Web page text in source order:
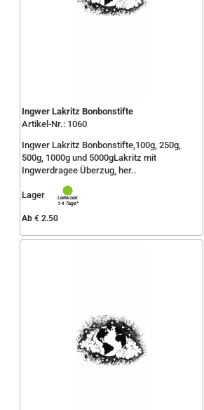
Ingwer Lakritz Bonbonstifte
Artikel-Nr.: 1060
Ingwer Lakritz Bonbonstifte,100g, 250g,
500g, 1000g und 5000gLakritz mit
Ingwerdragee Überzug, her..
Lager
Ab € 2.50